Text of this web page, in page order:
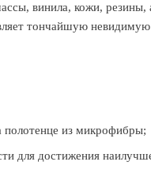
винила, кожи,
тончайшую
полотенце из микрофибры;
для достижения